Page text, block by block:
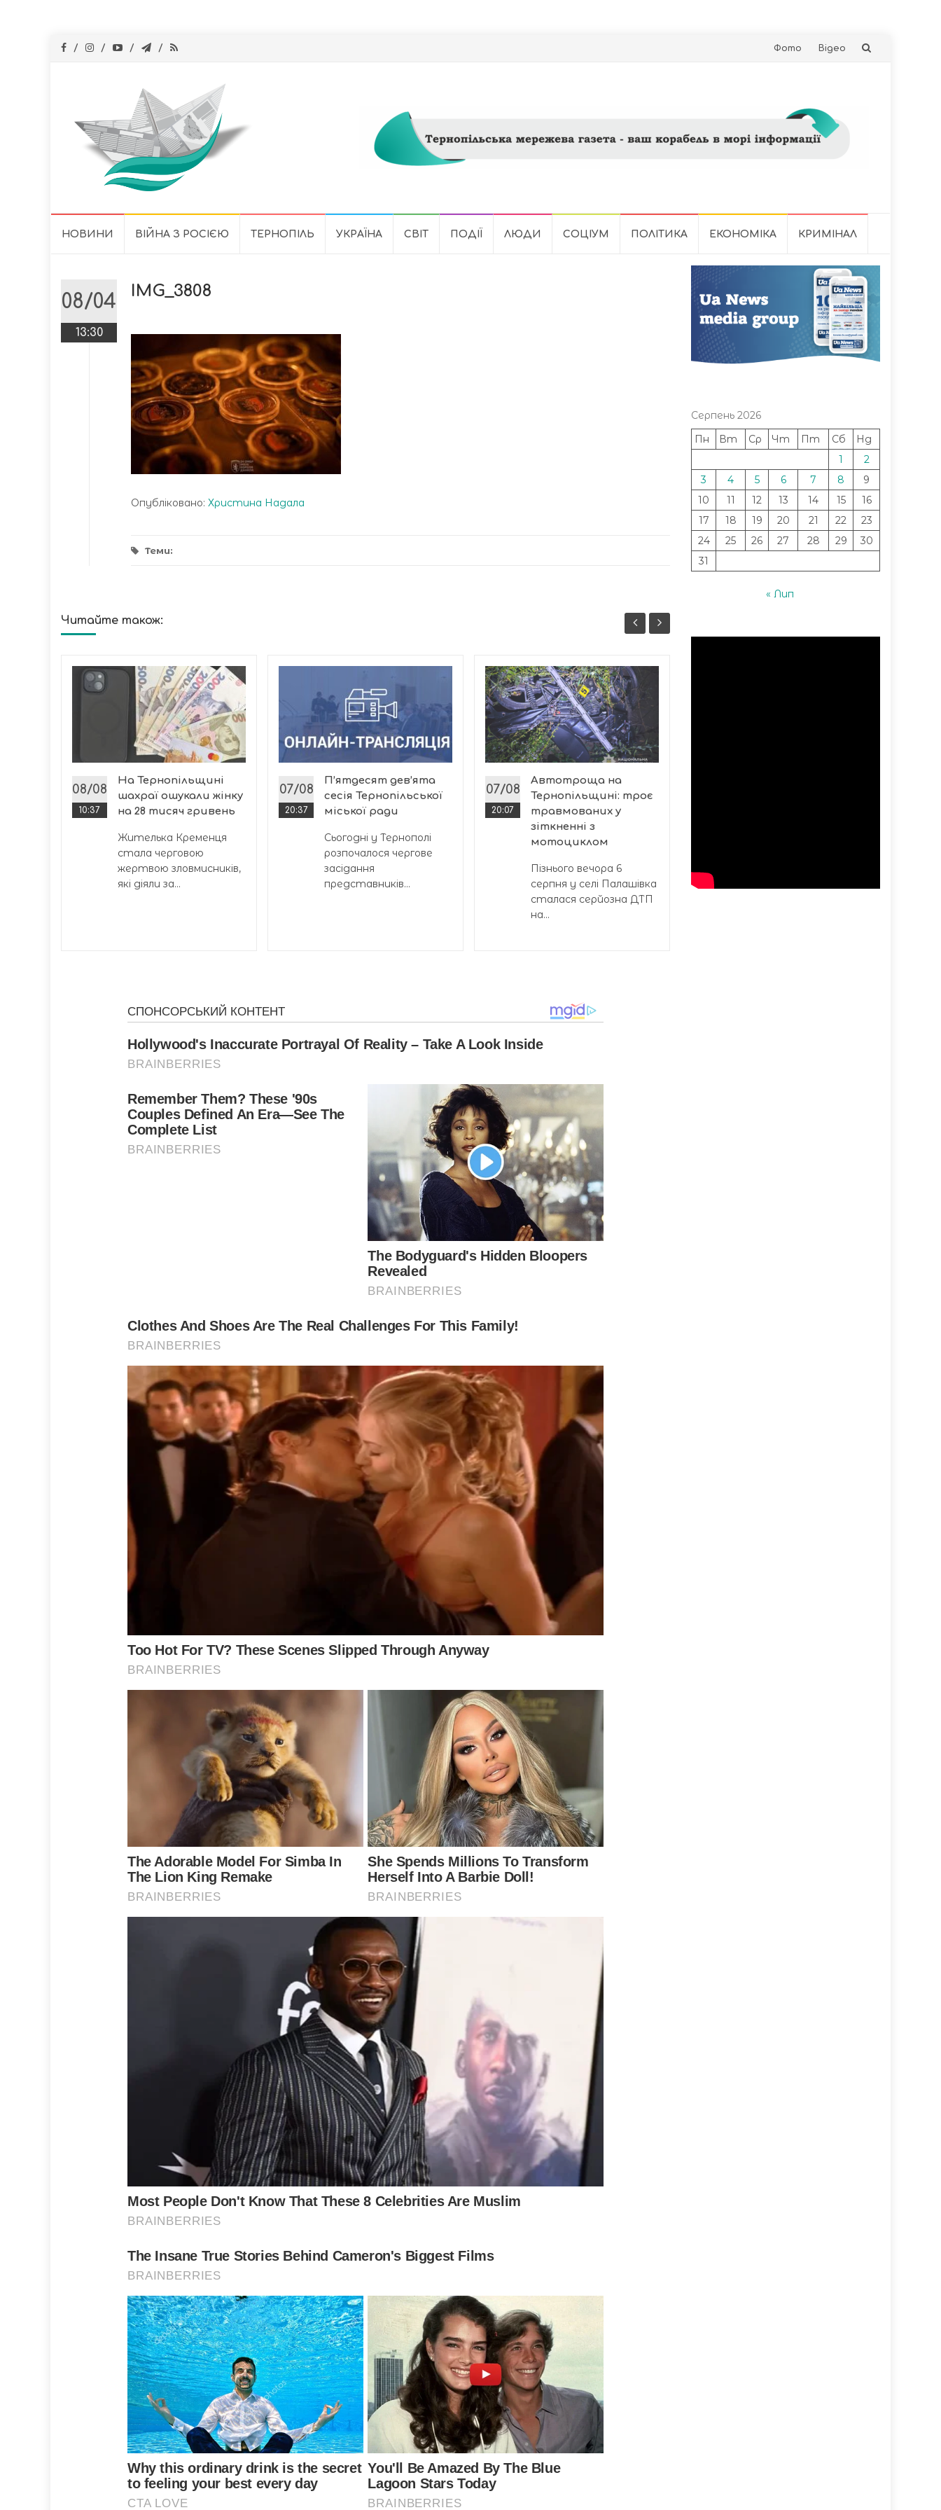
Skip
Фото Відео
НОВИНИ ВІЙНА З РОСІЄЮ ТЕРНОПІЛЬ УКРАЇНА СВІТ ПОДІЇ ЛЮДИ СОЦІУМ ПОЛІТИКА ЕКОНОМІКА КРИМІНАЛ
08/04
13:30
IMG_3808
Опубліковано: Христина Надала
Теми:
Читайте також:
08/08
10:37
На Тернопільщині
шахраї ошукали жінку
на 28 тисяч гривень
Жителька Кременця
стала черговою
жертвою зловмисників,
які діяли за...
07/08
20:37
П’ятдесят дев’ята
сесія Тернопільської
міської ради
Сьогодні у Тернополі
розпочалося чергове
засідання
представників...
07/08
20:07
Автотроща на
Тернопільщині: троє
травмованих у
зіткненні з
мотоциклом
Пізнього вечора 6
серпня у селі Палашівка
сталася серйозна ДТП
на...
Серпень 2026
Пн
Вт Ср Чт Пт Сб
Нд
1
2
3
4 5 6 7 8
9
10
11 12 13 14 15
16
17
18 19 20 21 22
23
24
25 26 27 28 29
30
31
« Лип